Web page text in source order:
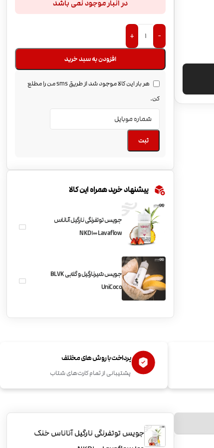
در انبار موجود نمی باشد
-
+
افزودن به سبد خرید
هر بار این کالا موجود شد از طریق sms من را مطلع
کن.
ثبت
پیشنهاد خرید همراه این کالا
جویس توتفرنگی نارگیل آناناس
NKD100 Lavaflow
جویس شیرنارگیل و گلابی BLVK
UniCoco
پرداخت با روش های مختلف
پشتیبانی از تمام کارت‌های شتاب
جویس توتفرنگی نارگیل آناناس خنک